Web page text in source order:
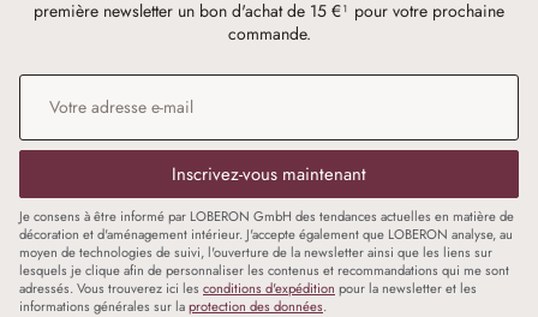
première newsletter un bon d'achat de 15 €¹ pour votre prochaine
commande.
Adresse e-mail*
Inscrivez-vous maintenant
Je consens à être informé par LOBERON GmbH des tendances actuelles en matière de
décoration et d'aménagement intérieur. J'accepte également que LOBERON analyse, au
moyen de technologies de suivi, l'ouverture de la newsletter ainsi que les liens sur
lesquels je clique afin de personnaliser les contenus et recommandations qui me sont
adressés. Vous trouverez ici les conditions d'expédition pour la newsletter et les
informations générales sur laprotection des données.